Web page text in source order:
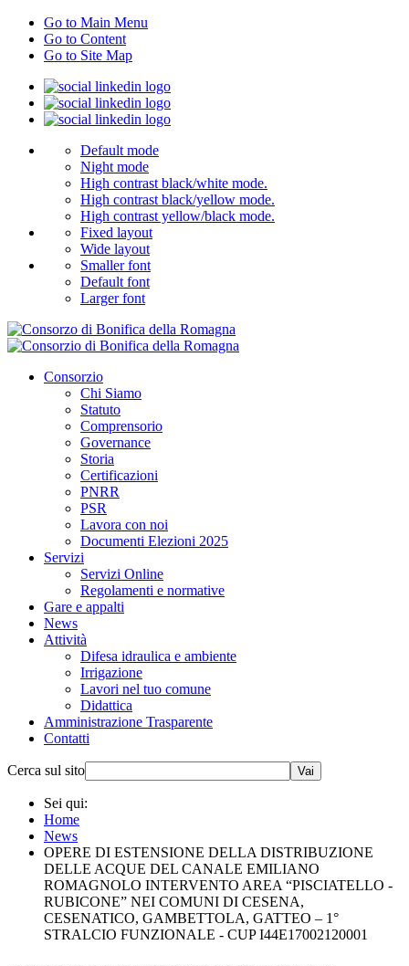
Go to Main Menu
Go to Content
Go to Site Map
Default mode
Night mode
High contrast black/white mode.
High contrast black/yellow mode.
High contrast yellow/black mode.
Fixed layout
Wide layout
Smaller font
Default font
Larger font
Consorzio
Chi Siamo
Statuto
Comprensorio
Governance
Storia
Certificazioni
PNRR
PSR
Lavora con noi
Documenti Elezioni 2025
Servizi
Servizi Online
Regolamenti e normative
Gare e appalti
News
Attività
Difesa idraulica e ambiente
Irrigazione
Lavori nel tuo comune
Didattica
Amministrazione Trasparente
Contatti
Cerca sul sito Vai
Sei qui:
Home
News
OPERE DI ESTENSIONE DELLA DISTRIBUZIONE
DELLE ACQUE DEL CANALE EMILIANO
ROMAGNOLO INTERVENTO AREA “PISCIATELLO -
RUBICONE” NEI COMUNI DI CESENA,
CESENATICO, GAMBETTOLA, GATTEO – 1°
STRALCIO FUNZIONALE - CUP I44E17002120001